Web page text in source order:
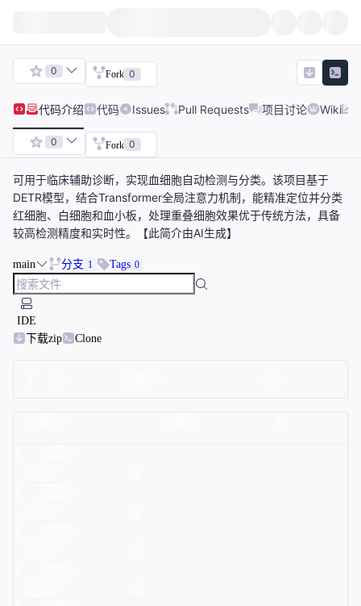
0 Fork 0
代码介绍 代码 Issues Pull Requests 项目讨论 Wiki
0 Fork 0
可用于临床辅助诊断，实现血细胞自动检测与分类。该项目基于
DETR模型，结合Transformer全局注意力机制，能精准定位并分类
红细胞、白细胞和血小板，处理重叠细胞效果优于传统方法，具备
较高检测精度和实时性。【此简介由AI生成】
main 分支 1 Tags 0
IDE
下载zip
Clone